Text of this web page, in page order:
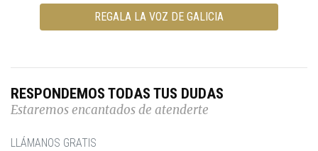
REGALA LA VOZ DE GALICIA
RESPONDEMOS TODAS TUS DUDAS
Estaremos encantados de atenderte
LLÁMANOS GRATIS